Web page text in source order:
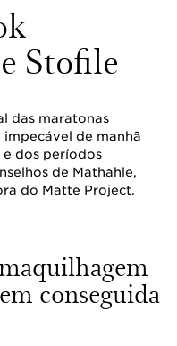
Stofile
das maratonas
de manhã
dos períodos
de Mathahle,
do Matte Project.
conseguida